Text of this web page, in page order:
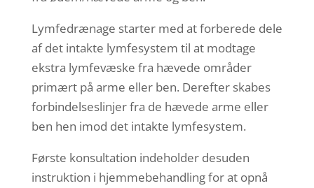
Lymfedrænage starter med at forberede dele
af det intakte lymfesystem til at modtage
ekstra lymfevæske fra hævede områder
primært på arme eller ben. Derefter skabes
forbindelseslinjer fra de hævede arme eller
ben hen imod det intakte lymfesystem.
Første konsultation indeholder desuden
instruktion i hjemmebehandling for at opnå